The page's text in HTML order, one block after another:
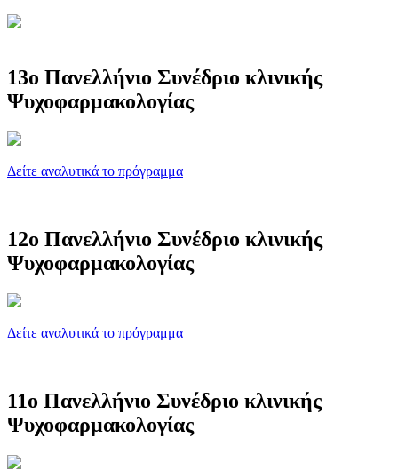
13ο Πανελλήνιο Συνέδριο κλινικής
Ψυχοφαρμακολογίας
Δείτε αναλυτικά το πρόγραμμα
12ο Πανελλήνιο Συνέδριο κλινικής
Ψυχοφαρμακολογίας
Δείτε αναλυτικά το πρόγραμμα
11ο Πανελλήνιο Συνέδριο κλινικής
Ψυχοφαρμακολογίας